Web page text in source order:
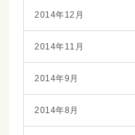
2014年12月
2014年11月
2014年9月
2014年8月